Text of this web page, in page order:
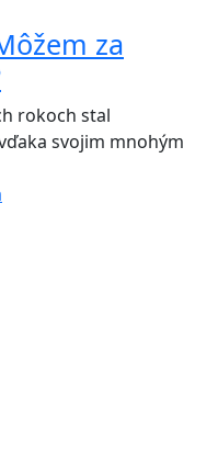
za
rokoch stal
svojim mnohým